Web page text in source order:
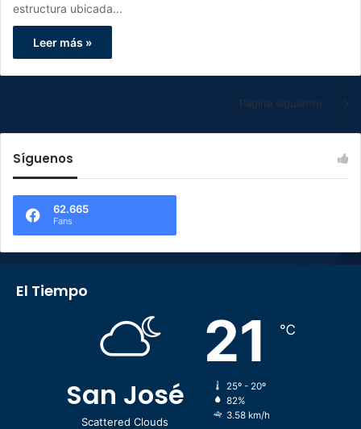
estructura ubicada…
Leer más »
Página siguiente
Síguenos
62.665
Fans
El Tiempo
San José
Scattered Clouds
21 ℃
25º - 20º
82%
3.58 km/h